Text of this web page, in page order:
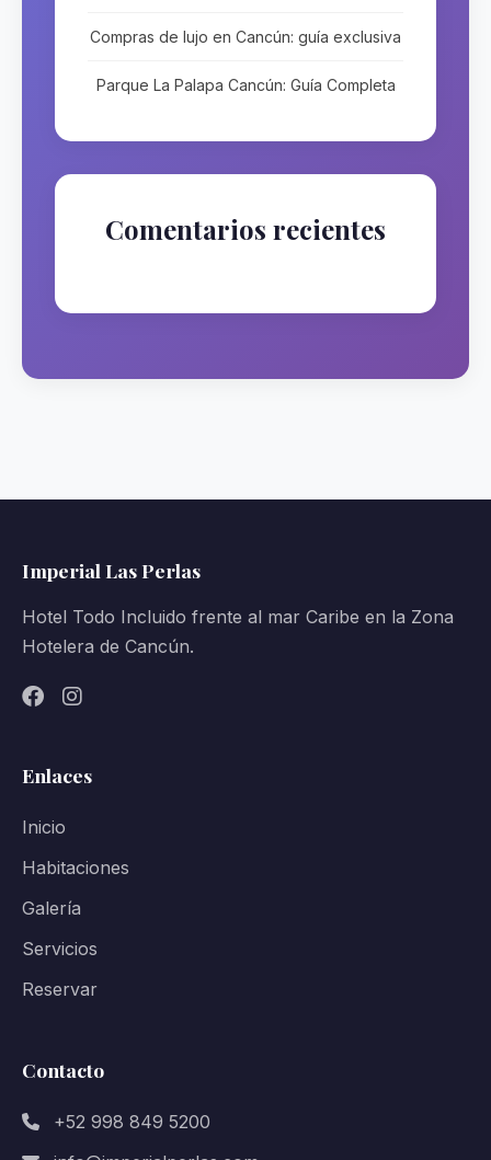
Compras de lujo en Cancún: guía exclusiva
Parque La Palapa Cancún: Guía Completa
Comentarios recientes
Imperial Las Perlas
Hotel Todo Incluido frente al mar Caribe en la Zona
Hotelera de Cancún.
Enlaces
Inicio
Habitaciones
Galería
Servicios
Reservar
Contacto
+52 998 849 5200